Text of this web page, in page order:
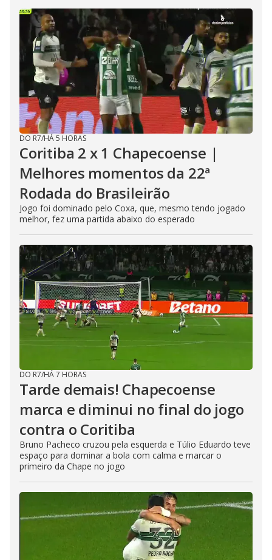
DO R7/HÁ 5 HORAS
Coritiba 2 x 1 Chapecoense |
Melhores momentos da 22ª
Rodada do Brasileirão
Jogo foi dominado pelo Coxa, que, mesmo tendo jogado
melhor, fez uma partida abaixo do esperado
DO R7/HÁ 7 HORAS
Tarde demais! Chapecoense
marca e diminui no final do jogo
contra o Coritiba
Bruno Pacheco cruzou pela esquerda e Túlio Eduardo teve
espaço para dominar a bola com calma e marcar o
primeiro da Chape no jogo